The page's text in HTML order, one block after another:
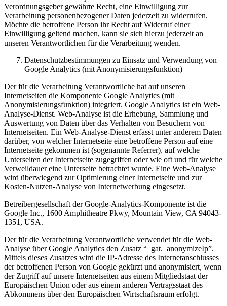
Verordnungsgeber gewährte Recht, eine Einwilligung zur
Verarbeitung personenbezogener Daten jederzeit zu widerrufen.
Möchte die betroffene Person ihr Recht auf Widerruf einer
Einwilligung geltend machen, kann sie sich hierzu jederzeit an
unseren Verantwortlichen für die Verarbeitung wenden.
Datenschutzbestimmungen zu Einsatz und Verwendung von
Google Analytics (mit Anonymisierungsfunktion)
Der für die Verarbeitung Verantwortliche hat auf unseren
Internetseiten die Komponente Google Analytics (mit
Anonymisierungsfunktion) integriert. Google Analytics ist ein Web-
Analyse-Dienst. Web-Analyse ist die Erhebung, Sammlung und
Auswertung von Daten über das Verhalten von Besuchern von
Internetseiten. Ein Web-Analyse-Dienst erfasst unter anderem Daten
darüber, von welcher Internetseite eine betroffene Person auf eine
Internetseite gekommen ist (sogenannte Referrer), auf welche
Unterseiten der Internetseite zugegriffen oder wie oft und für welche
Verweildauer eine Unterseite betrachtet wurde. Eine Web-Analyse
wird überwiegend zur Optimierung einer Internetseite und zur
Kosten-Nutzen-Analyse von Internetwerbung eingesetzt.
Betreibergesellschaft der Google-Analytics-Komponente ist die
Google Inc., 1600 Amphitheatre Pkwy, Mountain View, CA 94043-
1351, USA.
Der für die Verarbeitung Verantwortliche verwendet für die Web-
Analyse über Google Analytics den Zusatz “_gat._anonymizeIp”.
Mittels dieses Zusatzes wird die IP-Adresse des Internetanschlusses
der betroffenen Person von Google gekürzt und anonymisiert, wenn
der Zugriff auf unsere Internetseiten aus einem Mitgliedstaat der
Europäischen Union oder aus einem anderen Vertragsstaat des
Abkommens über den Europäischen Wirtschaftsraum erfolgt.